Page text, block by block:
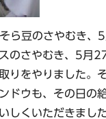
ら豆のさやむき、
のさやむき、5月
りをやりました。
ドウも、その日の
しくいただきました